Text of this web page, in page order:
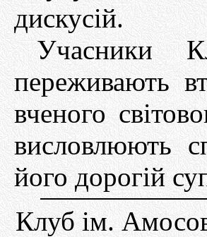
дискусій.
Учасники
переживають
вченого
висловлюють
його дорогій
Клуб ім.